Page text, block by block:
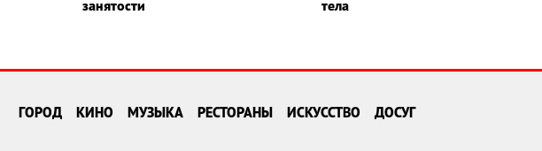
занятости
тела
ГОРОД КИНО МУЗЫКА РЕСТОРАНЫ ИСКУССТВО ДОСУГ